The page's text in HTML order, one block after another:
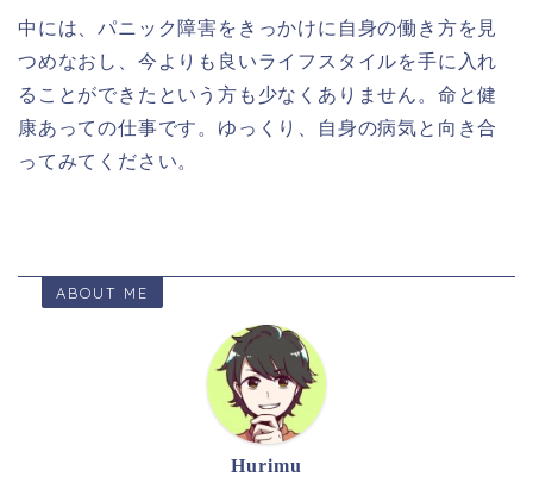
中には、パニック障害をきっかけに自身の働き方を見
つめなおし、今よりも良いライフスタイルを手に入れ
ることができたという方も少なくありません。命と健
康あっての仕事です。ゆっくり、自身の病気と向き合
ってみてください。
ABOUT ME
Hurimu